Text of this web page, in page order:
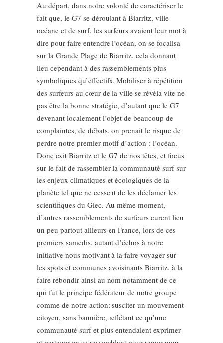
Au départ, dans notre volonté de caractériser le
fait que, le G7 se déroulant à Biarritz, ville
océane et de surf, les surfeurs avaient leur mot à
dire pour faire entendre l’océan, on se focalisa
sur la Grande Plage de Biarritz, cela donnant
lieu cependant à des rassemblements plus
symboliques qu’effectifs. Mobiliser à répétition
des surfeurs au cœur de la ville se révéla vite ne
pas être la bonne stratégie, d’autant que le G7
devenant localement l’objet de beaucoup de
complaintes, de débats, on prenait le risque de
perdre notre premier motif d’action : l’océan.
Donc exit Biarritz et le G7 de nos têtes, et focus
sur le fait de rassembler la communauté surf sur
les enjeux climatiques et écologiques de la
planète tel que ne cessent de les déclamer les
scientifiques du Giec. Au même moment,
d’autres rassemblements de surfeurs eurent lieu
un peu partout ailleurs en France, lors de ces
premiers samedis, autant d’échos à notre
initiative nous motivant à la faire voyager sur
les spots et communes avoisinants Biarritz, à la
faire rebondir ainsi au nom notamment de ce
qui fut le principe fédérateur de notre groupe
comme de notre action: susciter un mouvement
citoyen, sans bannière, reflétant ce qu’une
communauté surf et plus entendaient exprimer